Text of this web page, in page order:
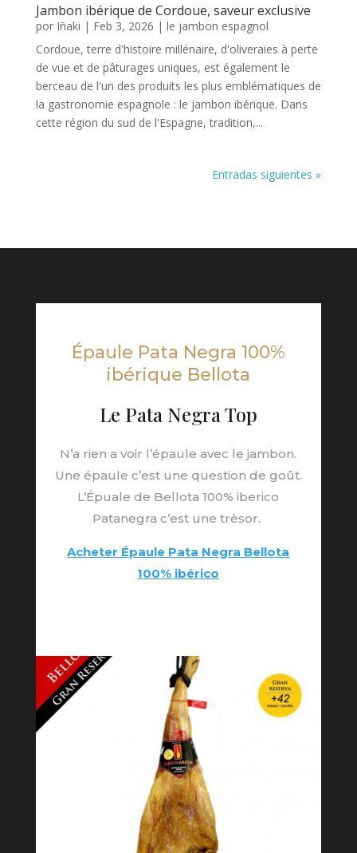
Jambon ibérique de Cordoue, saveur exclusive
por Iñaki | Feb 3, 2026 | le jambon espagnol
Cordoue, terre d'histoire millénaire, d'oliveraies à perte
de vue et de pâturages uniques, est également le
berceau de l'un des produits les plus emblématiques de
la gastronomie espagnole : le jambon ibérique. Dans
cette région du sud de l'Espagne, tradition,...
Entradas siguientes »
Épaule Pata Negra 100%
ibérique Bellota
Le Pata Negra Top
N’a rien a voir l’épaule avec le jambon.
Une épaule c’est une question de goût.
L’Épuale de Bellota 100% iberico
Patanegra c’est une trèsor.
Acheter Épaule Pata Negra Bellota
100% ibérico